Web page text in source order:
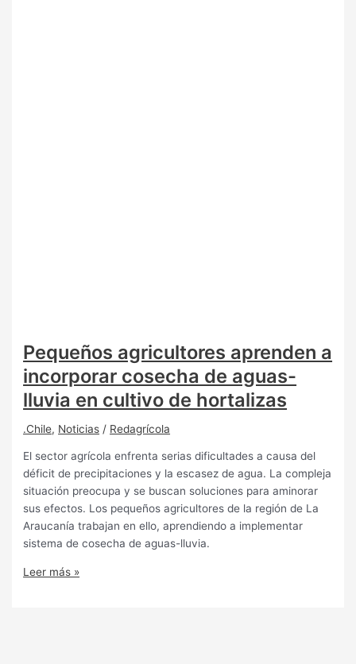
Pequeños agricultores aprenden a
incorporar cosecha de aguas-
lluvia en cultivo de hortalizas
.Chile, Noticias / Redagrícola
El sector agrícola enfrenta serias dificultades a causa del
déficit de precipitaciones y la escasez de agua. La compleja
situación preocupa y se buscan soluciones para aminorar
sus efectos. Los pequeños agricultores de la región de La
Araucanía trabajan en ello, aprendiendo a implementar
sistema de cosecha de aguas-lluvia.
Leer más »